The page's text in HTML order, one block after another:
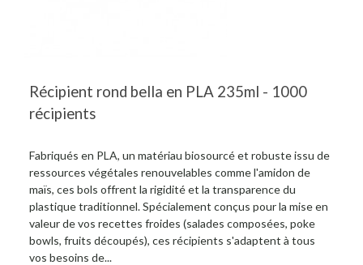
Récipient rond bella en PLA 235ml - 1000
récipients
Fabriqués en PLA, un matériau biosourcé et robuste issu de
ressources végétales renouvelables comme l'amidon de
maïs, ces bols offrent la rigidité et la transparence du
plastique traditionnel. Spécialement conçus pour la mise en
valeur de vos recettes froides (salades composées, poke
bowls, fruits découpés), ces récipients s'adaptent à tous
vos besoins de...